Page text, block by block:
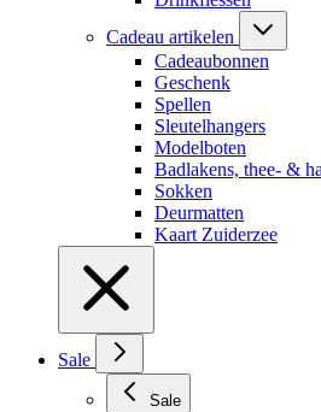
Cadeau artikelen
Cadeaubonnen
Geschenk
Spellen
Sleutelhangers
Modelboten
Badlakens, thee- &
Sokken
Deurmatten
Kaart Zuiderzee
Sale
Sale